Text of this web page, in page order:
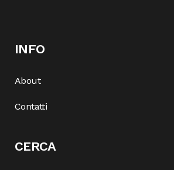
INFO
About
Contatti
CERCA